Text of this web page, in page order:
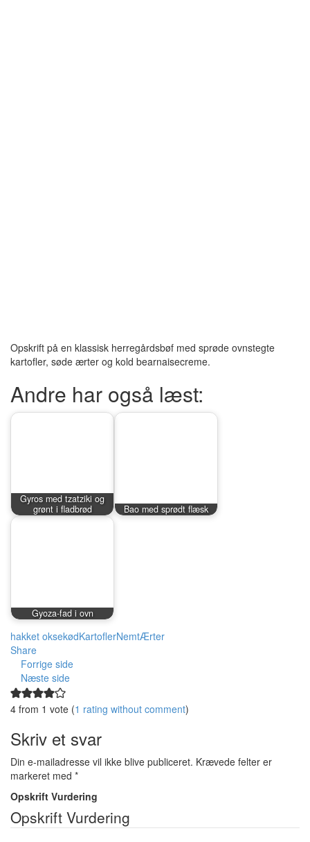
Opskrift på en klassisk herregårdsbøf med sprøde ovnstegte
kartofler, søde ærter og kold bearnaisecreme.
Andre har også læst:
Gyros med tzatziki og
grønt i fladbrød
Bao med sprødt flæsk
Gyoza-fad i ovn
hakket oksekødKartoflerNemtÆrter
Share
Forrige side
Næste side
4 from 1 vote (1 rating without comment)
Skriv et svar
Din e-mailadresse vil ikke blive publiceret. Krævede felter er
markeret med *
Opskrift Vurdering
Opskrift Vurdering